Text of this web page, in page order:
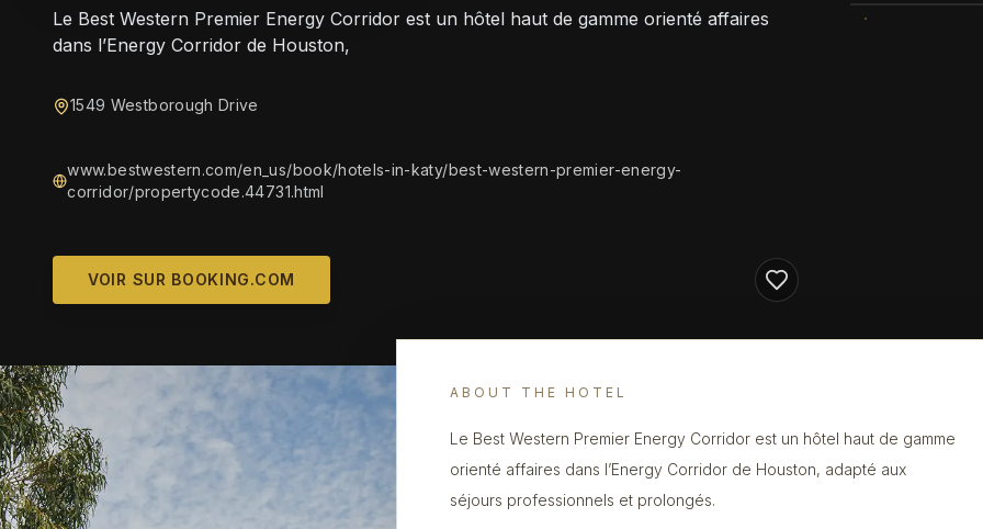
Le Best Western Premier Energy Corridor est un hôtel haut de gamme orienté affaires
dans l’Energy Corridor de Houston,
1549 Westborough Drive
www.bestwestern.com/en_us/book/hotels-in-katy/best-western-premier-energy-
corridor/propertycode.44731.html
VOIR SUR BOOKING.COM
ABOUT THE HOTEL
Le Best Western Premier Energy Corridor est un hôtel haut de gamme
orienté affaires dans l’Energy Corridor de Houston, adapté aux
séjours professionnels et prolongés.